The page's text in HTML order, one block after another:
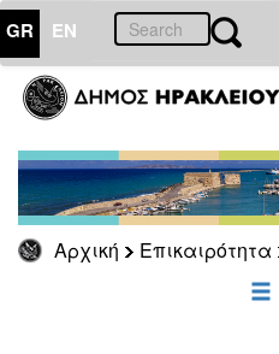
GR EN
Αρχική Επικαιρότητα
ΕΠΙΚΑΙΡΟΤΗΤΑ
Τύπου
Αρχείο